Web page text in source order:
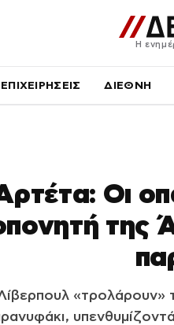
Η
ΕΠΙΧΕΙΡΗΣΕΙΣ ΔΙΕΘΝΗ
Οι
της